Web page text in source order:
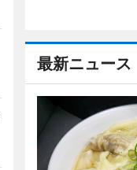
最新ニュース